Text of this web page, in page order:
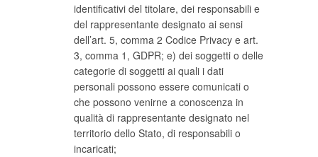
identificativi del titolare, dei responsabili e
del rappresentante designato ai sensi
dell’art. 5, comma 2 Codice Privacy e art.
3, comma 1, GDPR; e) dei soggetti o delle
categorie di soggetti ai quali i dati
personali possono essere comunicati o
che possono venirne a conoscenza in
qualità di rappresentante designato nel
territorio dello Stato, di responsabili o
incaricati;